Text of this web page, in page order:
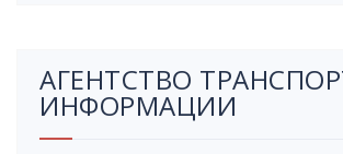
АГЕНТСТВО
ИНФОРМАЦИИ